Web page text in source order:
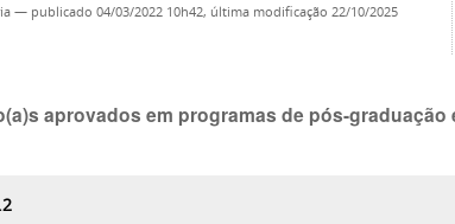
— publicado 04/03/2022 10h42, última modificação 22/10/2025
aprovados em programas de pós-graduação